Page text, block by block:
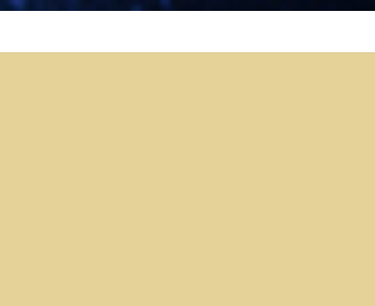
Espírito Ancestral